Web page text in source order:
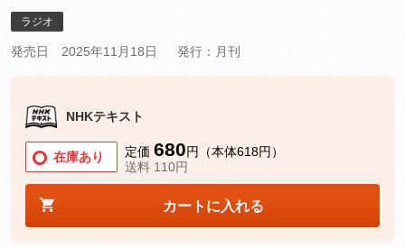
ラジオ
発売日 2025年11月18日 発行：月刊
NHKテキスト
在庫あり 定価 680円（本体618円）
送料 110円
カートに入れる